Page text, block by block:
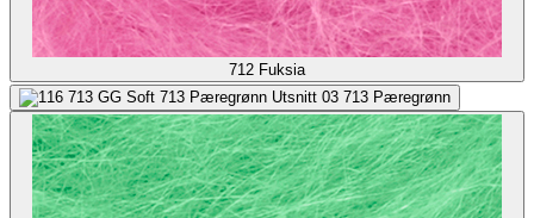
712 Fuksia
713 Pæregrønn